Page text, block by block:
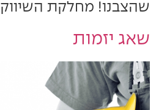
שהצבנו! מחלקת השיווק
שאג יזמות